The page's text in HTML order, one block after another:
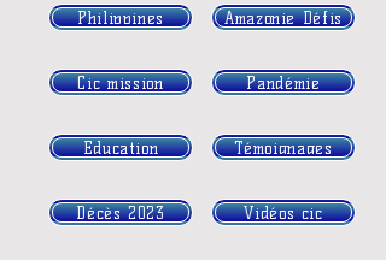
Philippines
Cic mission
Education
Décès 2023
Amazonie Défis
Pandémie
Témoignages
Vidéos cic